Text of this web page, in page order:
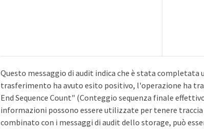
Questo messaggio di audit indica che è stata
trasferimento ha avuto esito positivo, l'operazione ha
End Sequence Count" (Conteggio sequenza finale
informazioni possono essere utilizzate per tenere
combinato con i messaggi di audit dello storage, può